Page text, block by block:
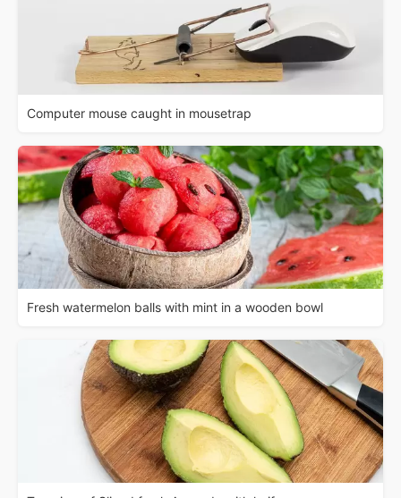
Computer mouse caught in mousetrap
Fresh watermelon balls with mint in a wooden bowl